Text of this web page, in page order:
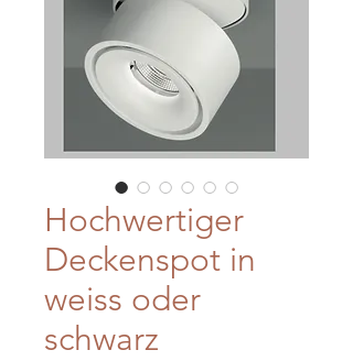
Hochwertiger
Deckenspot in
weiss oder
schwarz